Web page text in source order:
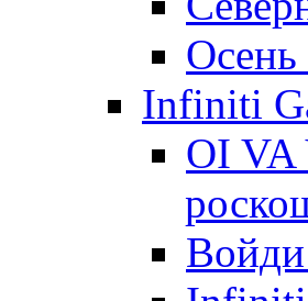
Infiniti
OI VA